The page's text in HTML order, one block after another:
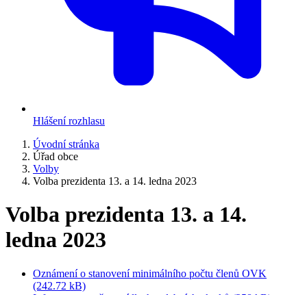
Hlášení rozhlasu
Úvodní stránka
Úřad obce
Volby
Volba prezidenta 13. a 14. ledna 2023
Volba prezidenta 13. a 14.
ledna 2023
Oznámení o stanovení minimálního počtu členů OVK
(242.72 kB)